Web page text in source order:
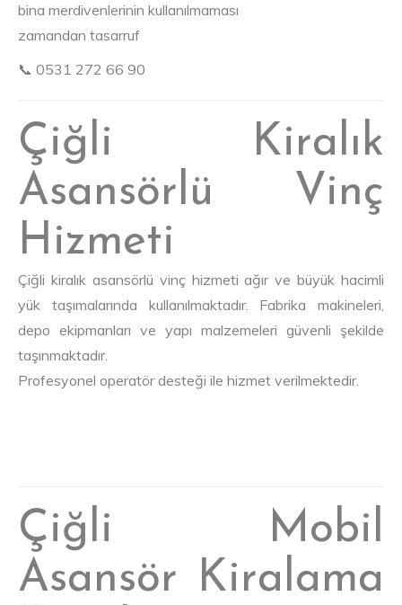
bina merdivenlerinin kullanılmaması
zamandan tasarruf
📞 0531 272 66 90
Çiğli Kiralık
Asansörlü Vinç
Hizmeti
Çiğli kiralık asansörlü vinç hizmeti ağır ve büyük hacimli
yük taşımalarında kullanılmaktadır. Fabrika makineleri,
depo ekipmanları ve yapı malzemeleri güvenli şekilde
taşınmaktadır.
Profesyonel operatör desteği ile hizmet verilmektedir.
Çiğli Mobil
Asansör Kiralama